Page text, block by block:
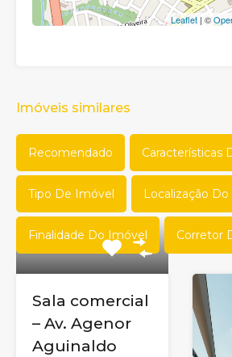
Leaflet | ©
Imóveis similares
Recomendado Características
Tipo De Imóvel Localização
Finalidade Do Imóvel Corretor
Sala comercial
– Av. Agenor
Aguinaldo